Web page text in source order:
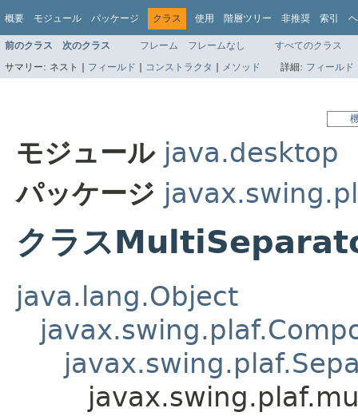
概要 モジュール パッケージ クラス 使用 階層ツリー 非推奨 索引
前のクラス 次のクラス フレーム フレームなし
すべてのクラス
サマリー: ネスト | フィールド | コンストラクタ | メソッド 詳細: フィールド
モジュール java.desktop
パッケージ
クラス
java.lang.Object